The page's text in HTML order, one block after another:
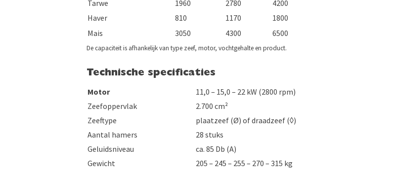
Tarwe
1960 2780
4200
Haver
810 1170
1800
Mais
3050 4300 6500
De capaciteit is afhankelijk van type zeef, motor, vochtgehalte en product.
Technische specificaties
Motor
11,0 – 15,0 – 22 kW (2800 rpm)
Zeefoppervlak
2.700 cm²
Zeeftype
plaatzeef (Ø) of draadzeef (◊)
Aantal hamers
28 stuks
Geluidsniveau
ca. 85 Db (A)
Gewicht
205 – 245 – 255 – 270 – 315 kg